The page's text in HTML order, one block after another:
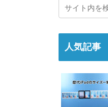
人気記事